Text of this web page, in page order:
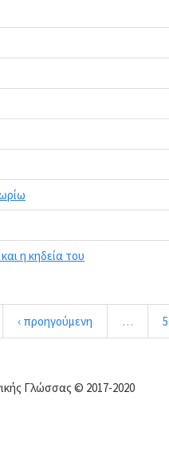
η κηδεία του
‹ προηγούμενη … 5
Γλώσσας © 2017-2020